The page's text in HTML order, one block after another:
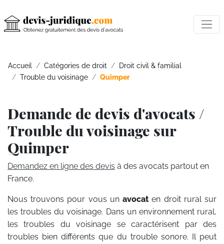
Accueil Catégories de droit
Droit civil & familial
Trouble du voisinage
Quimper
Demande de devis d'avocats /
Trouble du voisinage sur
Quimper
Demandez en ligne des devis à des avocats partout en
France.
Nous trouvons pour vous unavocaten droit rural sur
les troubles du voisinage. Dans un environnement rural,
les troubles du voisinage se caractérisent par des
troubles bien différents que du trouble sonore. Il peut